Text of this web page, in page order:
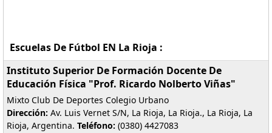
Escuelas De Fútbol EN La Rioja :
Instituto Superior De Formación Docente De
Educación Física "Prof. Ricardo Nolberto Viñas"
Mixto Club De Deportes Colegio Urbano
Dirección: Av. Luis Vernet S/N, La Rioja, La Rioja., La Rioja, La
Rioja, Argentina. Teléfono: (0380) 4427083